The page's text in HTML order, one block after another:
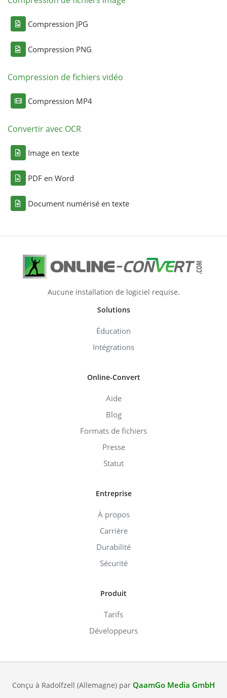
Compression JPG
Compression PNG
Compression de fichiers vidéo
Compression MP4
Convertir avec OCR
Image en texte
PDF en Word
Document numérisé en texte
Aucune installation de logiciel requise.
Solutions
Éducation
Intégrations
Online-Convert
Aide
Blog
Formats de fichiers
Presse
Statut
Entreprise
À propos
Carrière
Durabilité
Sécurité
Produit
Tarifs
Développeurs
Conçu à Radolfzell (Allemagne) par QaamGo Media GmbH